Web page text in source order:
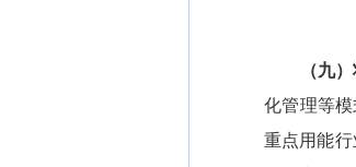
（九）壮
化管理等
重点用能行